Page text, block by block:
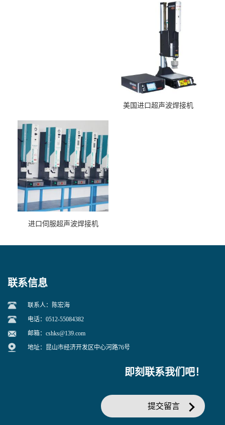
美国进口超声波焊接机
进口伺服超声波焊接机
联系信息
联系人：陈宏海
电话：0512-55084382
邮箱： cshks@139.com
地址：昆山市经济开发区中心河路76号
即刻联系我们吧！
提交留言